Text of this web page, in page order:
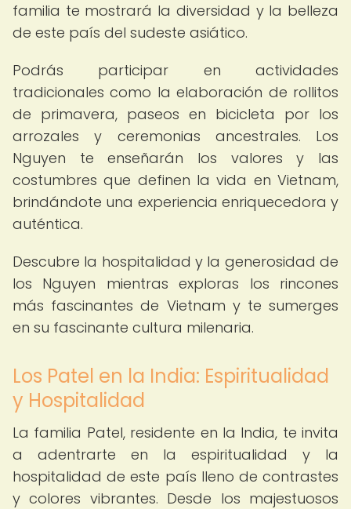
familia te mostrará la diversidad y la belleza
de este país del sudeste asiático.
Podrás participar en actividades
tradicionales como la elaboración de rollitos
de primavera, paseos en bicicleta por los
arrozales y ceremonias ancestrales. Los
Nguyen te enseñarán los valores y las
costumbres que definen la vida en Vietnam,
brindándote una experiencia enriquecedora y
auténtica.
Descubre la hospitalidad y la generosidad de
los Nguyen mientras exploras los rincones
más fascinantes de Vietnam y te sumerges
en su fascinante cultura milenaria.
Los Patel en la India: Espiritualidad
y Hospitalidad
La familia Patel, residente en la India, te invita
a adentrarte en la espiritualidad y la
hospitalidad de este país lleno de contrastes
y colores vibrantes. Desde los majestuosos